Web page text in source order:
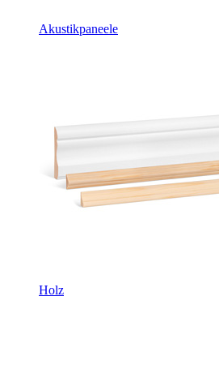
Akustikpaneele
Holz